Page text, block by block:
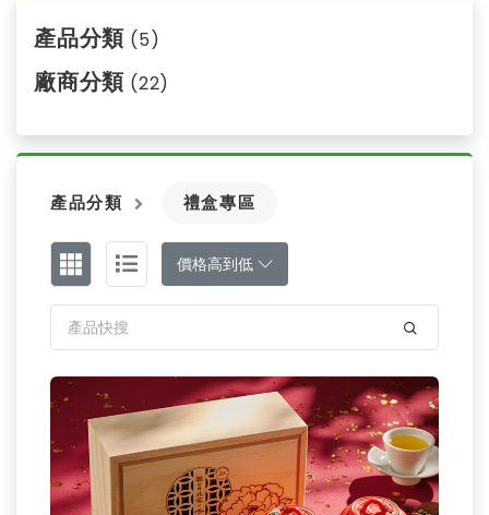
產品分類 (5)
廠商分類 (22)
產品分類 禮盒專區
價格高到低